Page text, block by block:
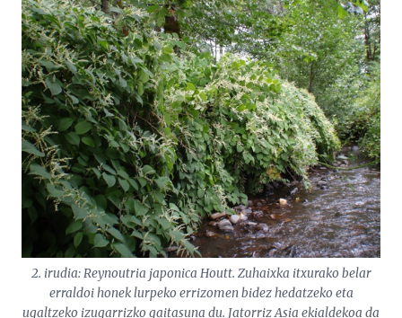
2. irudia:Reynoutria japonica Houtt. Zuhaixka itxurako belar
erraldoi honek lurpeko errizomen bidez hedatzeko eta
ugaltzeko izugarrizko gaitasuna du. Jatorriz Asia ekialdekoa da